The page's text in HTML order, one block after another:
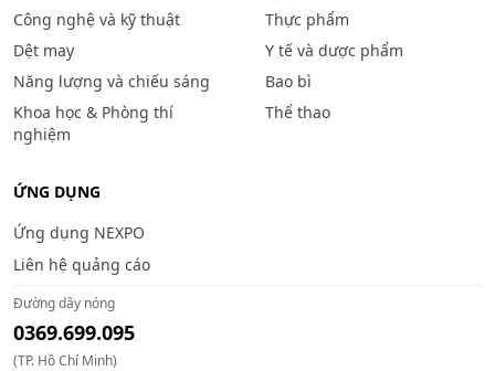
Công nghệ và kỹ thuật
Thực phẩm
Dệt may
Y tế và dược phẩm
Năng lượng và chiếu sáng
Bao bì
Khoa học & Phòng thí
nghiệm
Thể thao
ỨNG DỤNG
Ứng dụng NEXPO
Liên hệ quảng cáo
Đường dây nóng
0369.699.095
(TP. Hồ Chí Minh)